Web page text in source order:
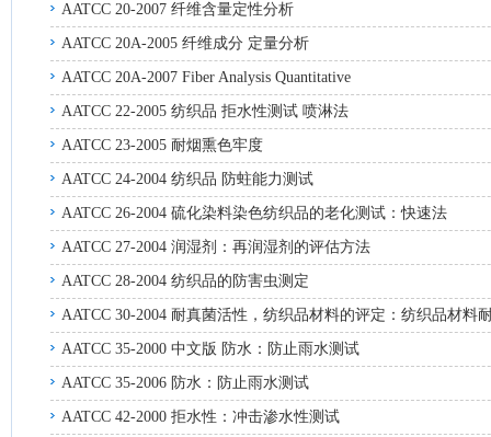
AATCC 20-2007 纤维含量定性分析
AATCC 20A-2005 纤维成分 定量分析
AATCC 20A-2007 Fiber Analysis Quantitative
AATCC 22-2005 纺织品 拒水性测试 喷淋法
AATCC 23-2005 耐烟熏色牢度
AATCC 24-2004 纺织品 防蛀能力测试
AATCC 26-2004 硫化染料染色纺织品的老化测试：快速法
AATCC 27-2004 润湿剂：再润湿剂的评估方法
AATCC 28-2004 纺织品的防害虫测定
AATCC 30-2004 耐真菌活性，纺织品材料的评定：纺织品材料
AATCC 35-2000 中文版 防水：防止雨水测试
AATCC 35-2006 防水：防止雨水测试
AATCC 42-2000 拒水性：冲击渗水性测试